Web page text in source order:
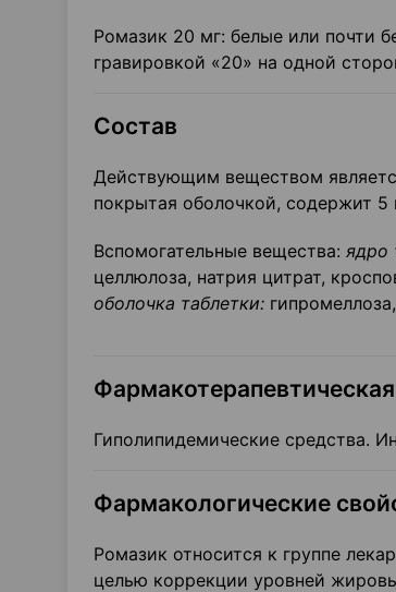
Ромазик 20 мг: белые или почти
гравировкой «20» на одной
Состав
Действующим веществом
покрытая оболочкой, содержит 5
Вспомогательные вещества: ядро
целлюлоза, натрия цитрат,
оболочка таблетки:
Фармакотерапевтическая
Гиполипидемические средства.
Фармакологические
Ромазик относится к группе
целью коррекции уровней